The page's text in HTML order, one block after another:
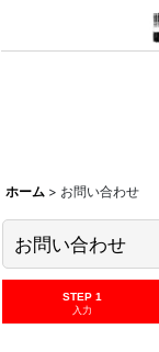
ホーム > お問い合わせ
お問い合わせ
STEP 1
入力